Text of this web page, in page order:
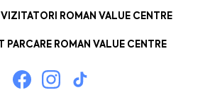
ROMAN VALUE CENTRE
PARCARE ROMAN VALUE CENTRE